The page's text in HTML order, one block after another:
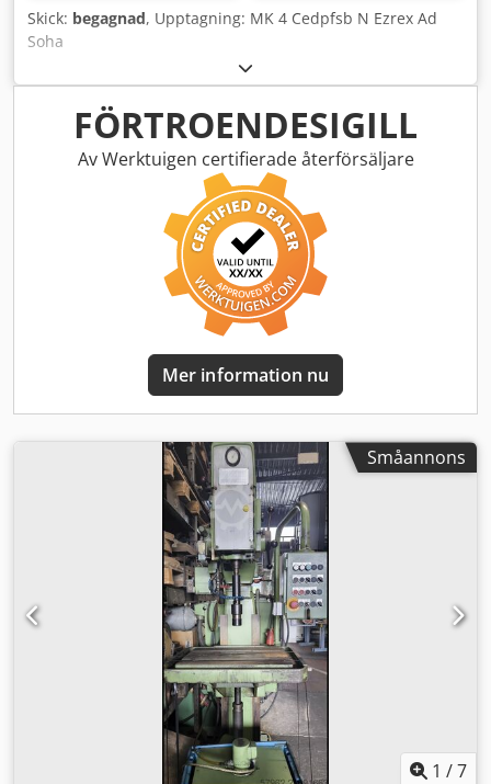
Skick: begagnad, Upptagning: MK 4 Cedpfsb N Ezrex Ad
Soha
FÖRTROENDESIGILL
Av Werktuigen certifierade återförsäljare
Mer information nu
Småannons
1 /7